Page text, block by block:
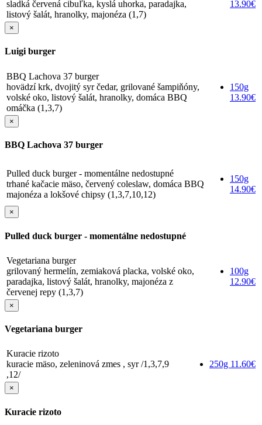
sladká červená cibuľka, kyslá uhorka, paradajka,
listový šalát, hranolky, majonéza (1,7)
13.90€
×
Luigi burger
BBQ Lachova 37 burger
hovädzí krk, dvojitý syr čedar, grilované šampiňóny,
volské oko, listový šalát, hranolky, domáca BBQ
omáčka (1,3,7)
150g
13.90€
×
BBQ Lachova 37 burger
Pulled duck burger - momentálne nedostupné
trhané kačacie mäso, červený coleslaw, domáca BBQ
majonéza a lokšové chipsy (1,3,7,10,12)
150g
14.90€
×
Pulled duck burger - momentálne nedostupné
Vegetariana burger
grilovaný hermelín, zemiaková placka, volské oko,
paradajka, listový šalát, hranolky, majonéza z
červenej repy (1,3,7)
100g
12.90€
×
Vegetariana burger
Kuracie rizoto
kuracie mäso, zeleninová zmes , syr /1,3,7,9
,12/
250g 11.60€
×
Kuracie rizoto